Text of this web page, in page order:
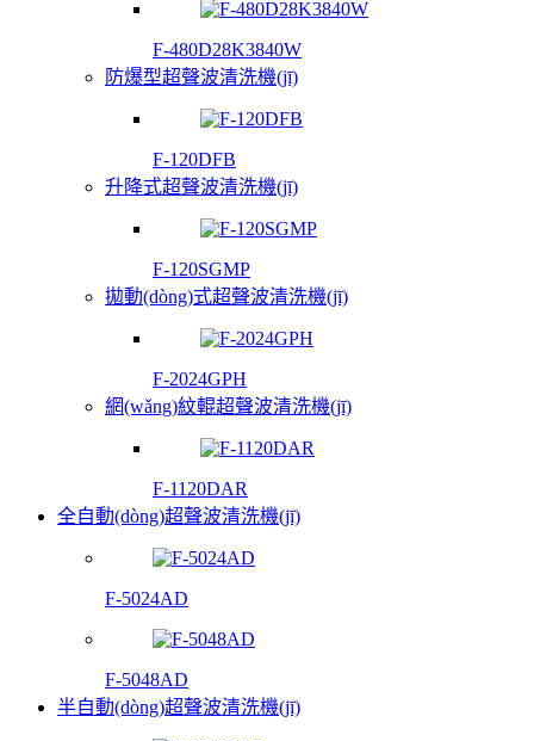
F-480D28K3840W
防爆型超聲波清洗機(jī)
F-120DFB
升降式超聲波清洗機(jī)
F-120SGMP
拋動(dòng)式超聲波清洗機(jī)
F-2024GPH
網(wǎng)紋輥超聲波清洗機(jī)
F-1120DAR
全自動(dòng)超聲波清洗機(jī)
F-5024AD
F-5048AD
半自動(dòng)超聲波清洗機(jī)